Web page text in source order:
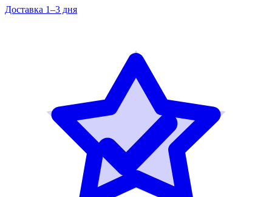
Доставка 1–3 дня